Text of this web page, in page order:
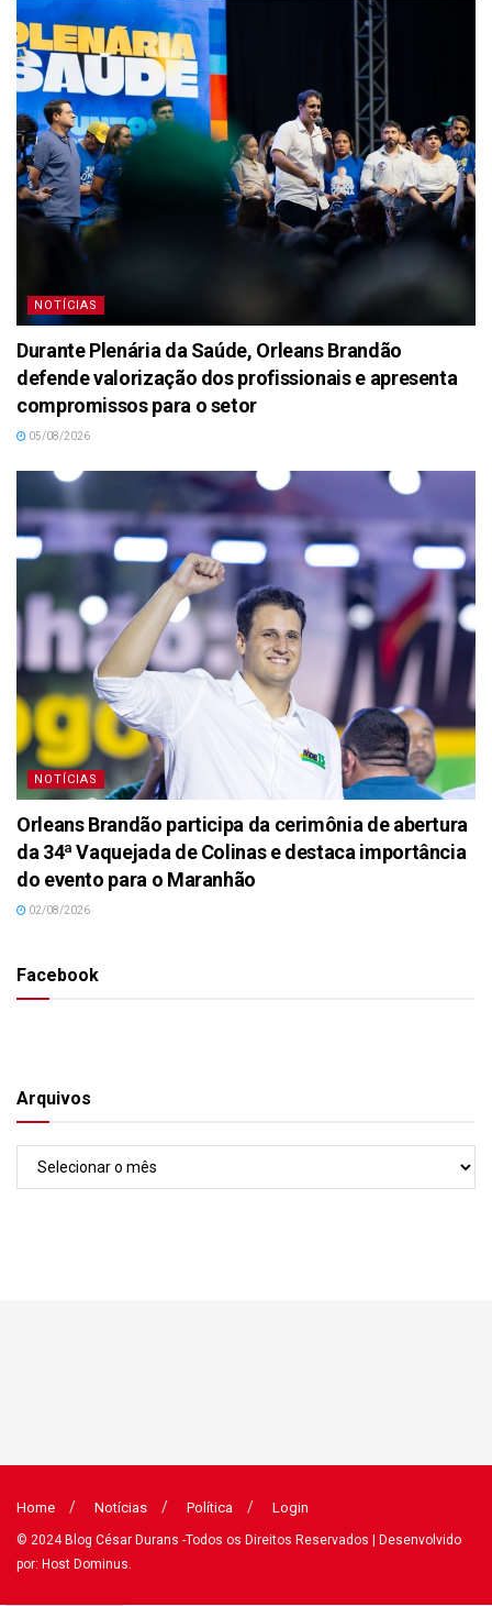
NOTÍCIAS
Durante Plenária da Saúde, Orleans Brandão
defende valorização dos profissionais e apresenta
compromissos para o setor
05/08/2026
NOTÍCIAS
Orleans Brandão participa da cerimônia de abertura
da 34ª Vaquejada de Colinas e destaca importância
do evento para o Maranhão
02/08/2026
Facebook
Arquivos
Home Notícias Política Login
© 2024Blog César Durans -Todos os Direitos Reservados | Desenvolvido
por: Host Dominus